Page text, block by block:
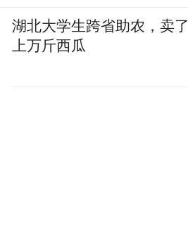
湖北大学生跨省助农，卖了
上万斤西瓜